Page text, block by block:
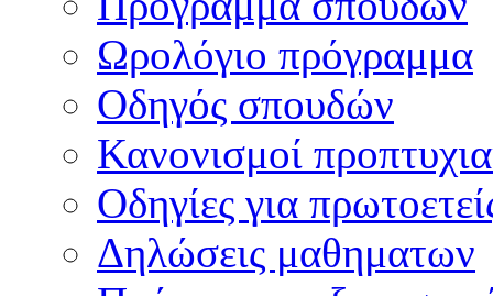
Ωρολόγιο πρόγραμμα
Οδηγός σπουδών
Κανονισμοί
Οδηγίες για
Δηλώσεις μαθηματων